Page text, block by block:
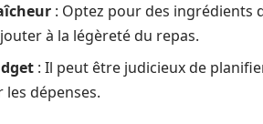
: Optez pour des ingrédients
à la légèreté du repas.
: Il peut être judicieux de
les dépenses.